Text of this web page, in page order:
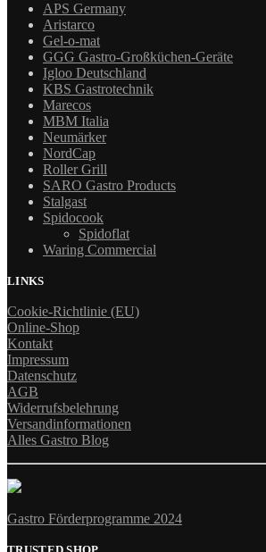
APS Germany
Aristarco
Gel-o-mat
GGG Gastro-Großküchen-Geräte
Igloo Deutschland
KBS Gastrotechnik
Marecos
MBM Italia
Neumärker
NordCap
Roller Grill
SARO Gastro Products
Stalgast
Spidocook
Spidoflat
Waring Commercial
LINKS
Cookie-Richtlinie (EU)
Online-Shop
Kontakt
Impressum
Datenschutz
AGB
Widerrufsbelehrung
Versandinformationen
Alles Gastro Blog
Gastro Förderprogramme 2024